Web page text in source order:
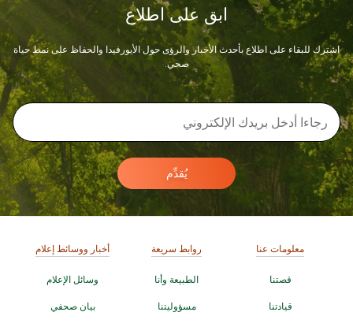
ابق على اطلاع
اشترك للبقاء على اطلاع بأحدث الأخبار والرؤى حول الأيورفيدا والحفاظ على نمط حياة
صحي.
يُقدِّم
معلومات عنا
قصتنا
قيادتنا
روابط سريعة
الطبيعة وأنا
مسؤوليتنا
أخبار ووسائط إعلام
وسائل الإعلام
بيان صحفي